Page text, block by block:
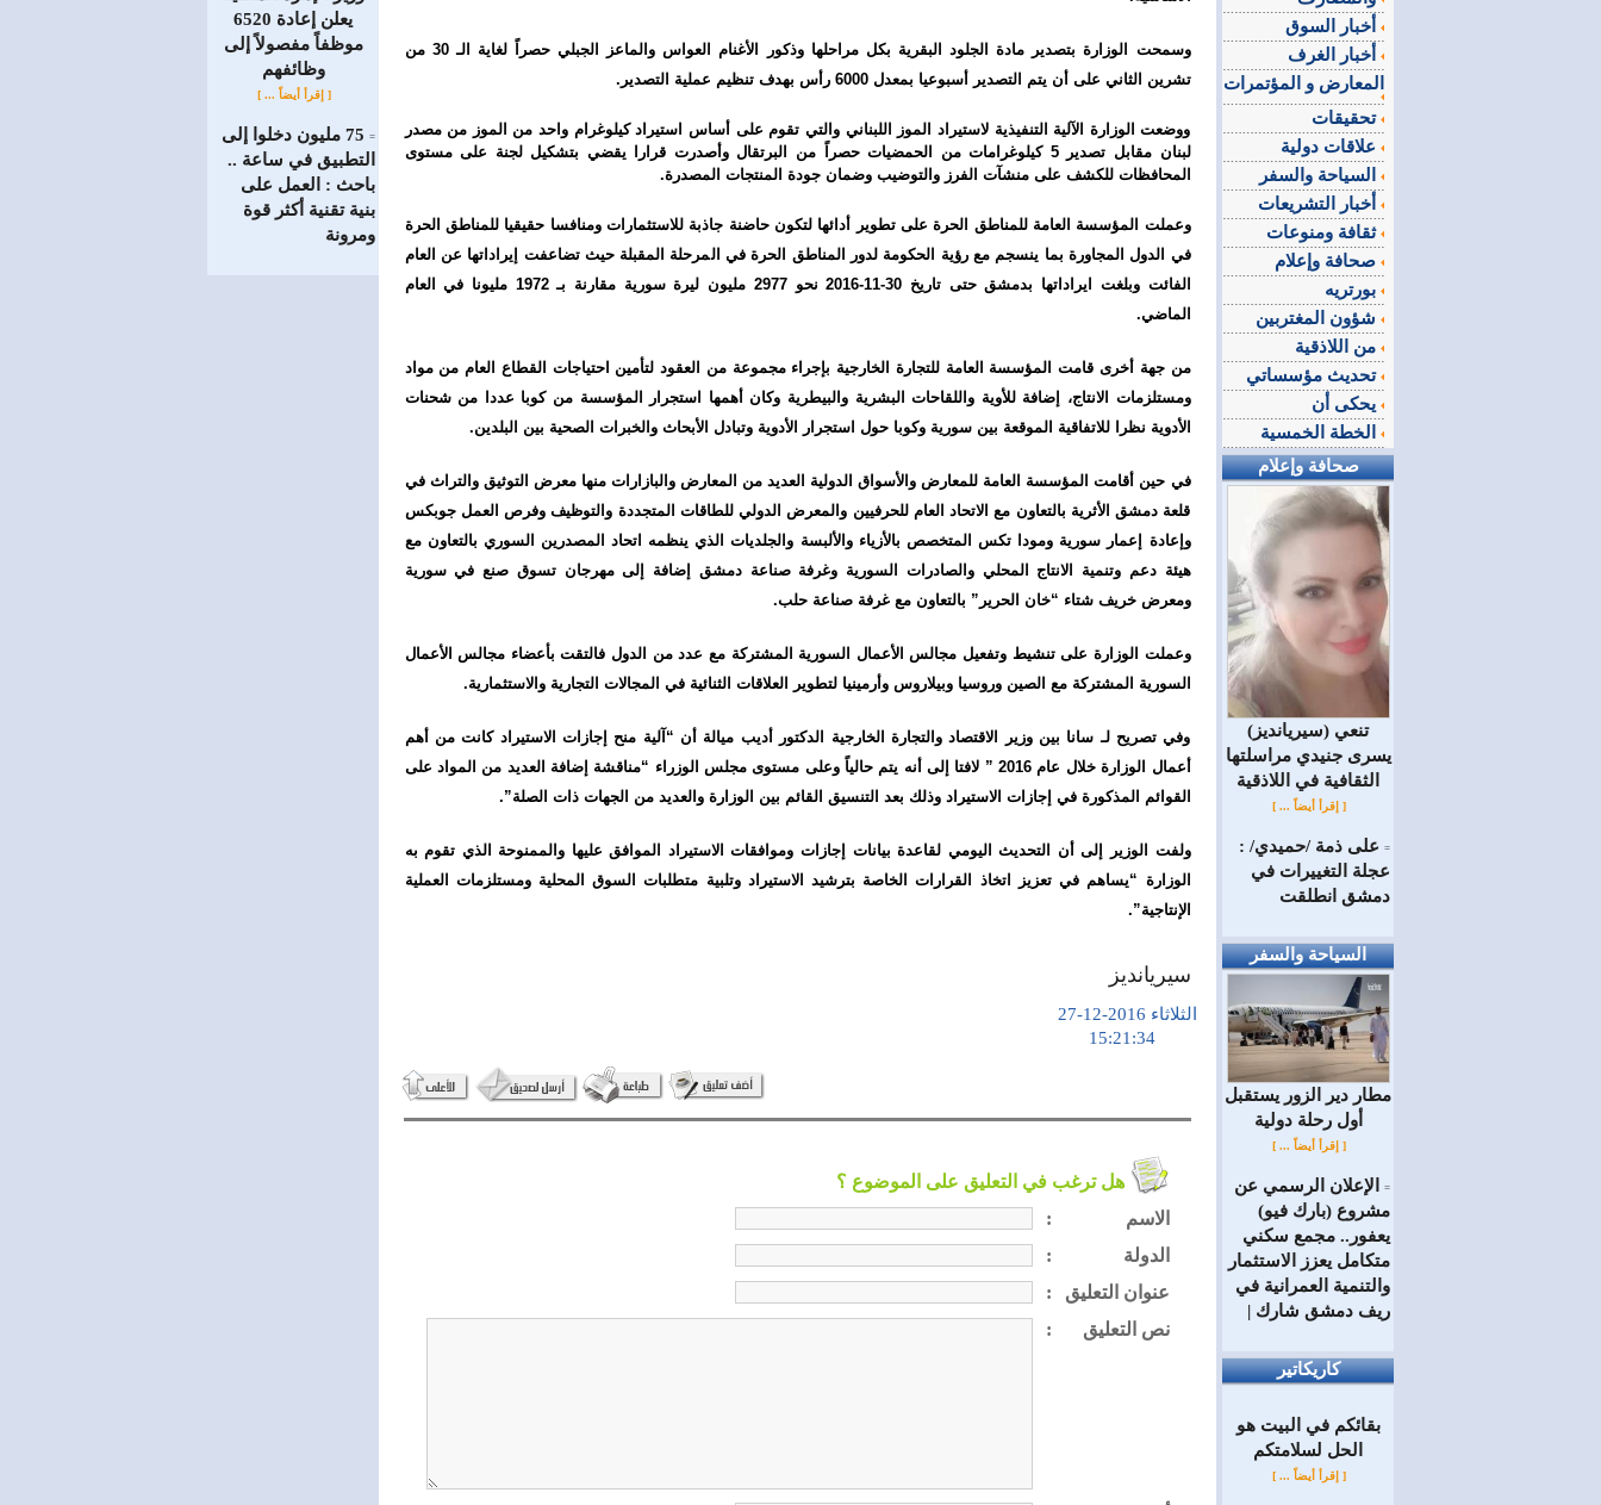
يعلن إعادة 6520
موظفاً مفصولاً إلى
‏وظائفهم
[ إقرأ أيضاً ... ]
=
75 مليون دخلوا إلى
التطبيق في ساعة ..
باحث : العمل على
بنية تقنية أكثر قوة
ومرونة
وسمحت الوزارة بتصدير مادة الجلود البقرية بكل مراحلها وذكور الأغنام العواس والماعز الجبلي حصراً لغاية الـ 30 من
تشرين الثاني على أن يتم التصدير أسبوعيا بمعدل 6000 رأس بهدف تنظيم عملية التصدير.
ووضعت الوزارة الآلية التنفيذية لاستيراد الموز اللبناني والتي تقوم على أساس استيراد كيلوغرام واحد من الموز من مصدر
لبنان مقابل تصدير 5 كيلوغرامات من الحمضيات حصراً من البرتقال وأصدرت قرارا يقضي بتشكيل لجنة على مستوى
المحافظات للكشف على منشآت الفرز والتوضيب وضمان جودة المنتجات المصدرة.
وعملت المؤسسة العامة للمناطق الحرة على تطوير أدائها لتكون حاضنة جاذبة للاستثمارات ومنافسا حقيقيا للمناطق الحرة
في الدول المجاورة بما ينسجم مع رؤية الحكومة لدور المناطق الحرة في المرحلة المقبلة حيث تضاعفت إيراداتها عن العام
الفائت وبلغت ايراداتها بدمشق حتى تاريخ 30-11-2016 نحو 2977 مليون ليرة سورية مقارنة بـ 1972 مليونا في العام
الماضي.
من جهة أخرى قامت المؤسسة العامة للتجارة الخارجية بإجراء مجموعة من العقود لتأمين احتياجات القطاع العام من مواد
ومستلزمات الانتاج، إضافة للأوية واللقاحات البشرية والبيطرية وكان أهمها استجرار المؤسسة من كوبا عددا من شحنات
الأدوية نظرا للاتفاقية الموقعة بين سورية وكوبا حول استجرار الأدوية وتبادل الأبحاث والخبرات الصحية بين البلدين.
في حين أقامت المؤسسة العامة للمعارض والأسواق الدولية العديد من المعارض والبازارات منها معرض التوثيق والتراث في
قلعة دمشق الأثرية بالتعاون مع الاتحاد العام للحرفيين والمعرض الدولي للطاقات المتجددة والتوظيف وفرص العمل جوبكس
وإعادة إعمار سورية ومودا تكس المتخصص بالأزياء والألبسة والجلديات الذي ينظمه اتحاد المصدرين السوري بالتعاون مع
هيئة دعم وتنمية الانتاج المحلي والصادرات السورية وغرفة صناعة دمشق إضافة إلى مهرجان تسوق صنع في سورية
ومعرض خريف شتاء “خان الحرير” بالتعاون مع غرفة صناعة حلب.
وعملت الوزارة على تنشيط وتفعيل مجالس الأعمال السورية المشتركة مع عدد من الدول فالتقت بأعضاء مجالس الأعمال
السورية المشتركة مع الصين وروسيا وبيلاروس وأرمينيا لتطوير العلاقات الثنائية في المجالات التجارية والاستثمارية.
وفي تصريح لـ سانا بين وزير الاقتصاد والتجارة الخارجية الدكتور أديب ميالة أن “آلية منح إجازات الاستيراد كانت من أهم
أعمال الوزارة خلال عام 2016 ” لافتا إلى أنه يتم حالياً وعلى مستوى مجلس الوزراء “مناقشة إضافة العديد من المواد على
القوائم المذكورة في إجازات الاستيراد وذلك بعد التنسيق القائم بين الوزارة والعديد من الجهات ذات الصلة”.
ولفت الوزير إلى أن التحديث اليومي لقاعدة بيانات إجازات وموافقات الاستيراد الموافق عليها والممنوحة الذي تقوم به
الوزارة “يساهم في تعزيز اتخاذ القرارات الخاصة بترشيد الاستيراد وتلبية متطلبات السوق المحلية ومستلزمات العملية
الإنتاجية”.
سيريانديز
الثلاثاء 2016-12-27
هل ترغب في التعليق على الموضوع ؟
:
الاسم
:
الدولة
:
عنوان التعليق
:
نص التعليق
المعارض و المؤتمرات
تحقيقات
ثقافة ومنوعات
تحديث مؤسساتي
صحافة وإعلام
(سيريانديز) تنعي
يسرى جنيدي مراسلتها
الثقافية في اللاذقية
[ إقرأ أيضاً ... ]
= على ذمة /حميدي/ :
عجلة التغييرات في
دمشق انطلقت
السياحة والسفر
مطار دير الزور يستقبل
أول رحلة دولية
[ إقرأ أيضاً ... ]
=
الإعلان الرسمي عن
مشروع (بارك فيو)
يعفور.. مجمع سكني
متكامل يعزز الاستثمار
والتنمية العمرانية في
ريف دمشق شارك |
كاريكاتير
بقائكم في البيت هو
الحل لسلامتكم
[ إقرأ أيضاً ... ]